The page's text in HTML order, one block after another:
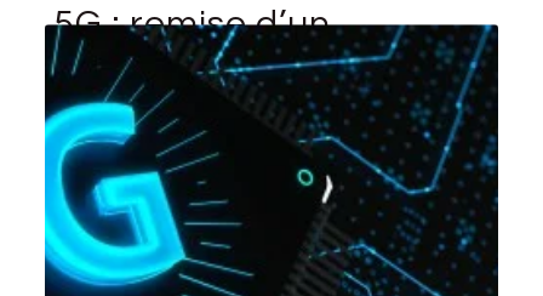
5G : remise d’un
rapport et annonce de
nouvelles mesures